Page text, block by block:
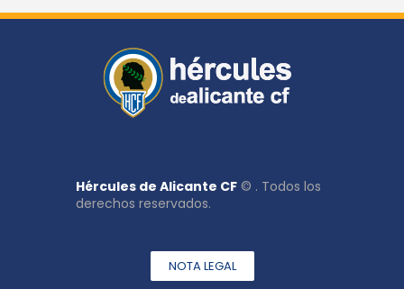
Hércules de Alicante CF © . Todos los
derechos reservados.
NOTA LEGAL